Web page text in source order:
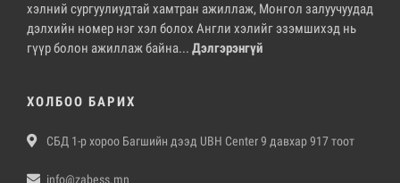
хэлний сургуулиудтай хамтран ажиллаж, Монгол залуучуудад
дэлхийн номер нэг хэл болох Англи хэлийг эзэмшихэд нь
гүүр болон ажиллаж байна... Дэлгэрэнгүй
ХОЛБОО БАРИХ
СБД 1-р хороо Багшийн дээд UBH Center 9 давхар 917 тоот
info@zabess.mn